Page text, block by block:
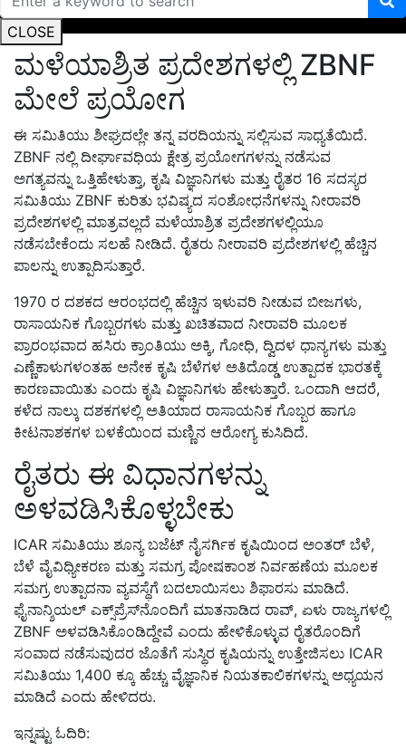
CLOSE
ಮಳೆಯಾಶ್ರಿತ ಪ್ರದೇಶಗಳಲ್ಲಿ ZBNF
ಮೇಲೆ ಪ್ರಯೋಗ
ಈ ಸಮಿತಿಯು ಶೀಘ್ರದಲ್ಲೇ ತನ್ನ ವರದಿಯನ್ನು ಸಲ್ಲಿಸುವ ಸಾಧ್ಯತೆಯಿದೆ.
ZBNF ನಲ್ಲಿ ದೀರ್ಘಾವಧಿಯ ಕ್ಷೇತ್ರ ಪ್ರಯೋಗಗಳನ್ನು ನಡೆಸುವ
ಅಗತ್ಯವನ್ನು ಒತ್ತಿಹೇಳುತ್ತಾ, ಕೃಷಿ ವಿಜ್ಞಾನಿಗಳು ಮತ್ತು ರೈತರ 16 ಸದಸ್ಯರ
ಸಮಿತಿಯು ZBNF ಕುರಿತು ಭವಿಷ್ಯದ ಸಂಶೋಧನೆಗಳನ್ನು ನೀರಾವರಿ
ಪ್ರದೇಶಗಳಲ್ಲಿ ಮಾತ್ರವಲ್ಲದೆ ಮಳೆಯಾಶ್ರಿತ ಪ್ರದೇಶಗಳಲ್ಲಿಯೂ
ನಡೆಸಬೇಕೆಂದು ಸಲಹೆ ನೀಡಿದೆ. ರೈತರು ನೀರಾವರಿ ಪ್ರದೇಶಗಳಲ್ಲಿ ಹೆಚ್ಚಿನ
ಪಾಲನ್ನು ಉತ್ಪಾದಿಸುತ್ತಾರೆ.
1970 ರ ದಶಕದ ಆರಂಭದಲ್ಲಿ ಹೆಚ್ಚಿನ ಇಳುವರಿ ನೀಡುವ ಬೀಜಗಳು,
ರಾಸಾಯನಿಕ ಗೊಬ್ಬರಗಳು ಮತ್ತು ಖಚಿತವಾದ ನೀರಾವರಿ ಮೂಲಕ
ಪ್ರಾರಂಭವಾದ ಹಸಿರು ಕ್ರಾಂತಿಯು ಅಕ್ಕಿ, ಗೋಧಿ, ದ್ವಿದಳ ಧಾನ್ಯಗಳು ಮತ್ತು
ಎಣ್ಣೆಕಾಳುಗಳಂತಹ ಅನೇಕ ಕೃಷಿ ಬೆಳೆಗಳ ಅತಿದೊಡ್ಡ ಉತ್ಪಾದಕ ಭಾರತಕ್ಕೆ
ಕಾರಣವಾಯಿತು ಎಂದು ಕೃಷಿ ವಿಜ್ಞಾನಿಗಳು ಹೇಳುತ್ತಾರೆ. ಒಂದಾಗಿ ಆದರೆ,
ಕಳೆದ ನಾಲ್ಕು ದಶಕಗಳಲ್ಲಿ ಅತಿಯಾದ ರಾಸಾಯನಿಕ ಗೊಬ್ಬರ ಹಾಗೂ
ಕೀಟನಾಶಕಗಳ ಬಳಕೆಯಿಂದ ಮಣ್ಣಿನ ಆರೋಗ್ಯ ಕುಸಿದಿದೆ.
ರೈತರು ಈ ವಿಧಾನಗಳನ್ನು
ಅಳವಡಿಸಿಕೊಳ್ಳಬೇಕು
ICAR ಸಮಿತಿಯು ಶೂನ್ಯ ಬಜೆಟ್ ನೈಸರ್ಗಿಕ ಕೃಷಿಯಿಂದ ಅಂತರ್ ಬೆಳೆ,
ಬೆಳೆ ವೈವಿಧ್ಯೀಕರಣ ಮತ್ತು ಸಮಗ್ರ ಪೋಷಕಾಂಶ ನಿರ್ವಹಣೆಯ ಮೂಲಕ
ಸಮಗ್ರ ಉತ್ಪಾದನಾ ವ್ಯವಸ್ಥೆಗೆ ಬದಲಾಯಿಸಲು ಶಿಫಾರಸು ಮಾಡಿದೆ.
ಫೈನಾನ್ಶಿಯಲ್ ಎಕ್ಸ್‌ಪ್ರೆಸ್‌ನೊಂದಿಗೆ ಮಾತನಾಡಿದ ರಾವ್, ಏಳು ರಾಜ್ಯಗಳಲ್ಲಿ
ZBNF ಅಳವಡಿಸಿಕೊಂಡಿದ್ದೇವೆ ಎಂದು ಹೇಳಿಕೊಳ್ಳುವ ರೈತರೊಂದಿಗೆ
ಸಂವಾದ ನಡೆಸುವುದರ ಜೊತೆಗೆ ಸುಸ್ಥಿರ ಕೃಷಿಯನ್ನು ಉತ್ತೇಜಿಸಲು ICAR
ಸಮಿತಿಯು 1,400 ಕ್ಕೂ ಹೆಚ್ಚು ವೈಜ್ಞಾನಿಕ ನಿಯತಕಾಲಿಕಗಳನ್ನು ಅಧ್ಯಯನ
ಮಾಡಿದೆ ಎಂದು ಹೇಳಿದರು.
ಇನ್ನಷ್ಟು ಓದಿರಿ: